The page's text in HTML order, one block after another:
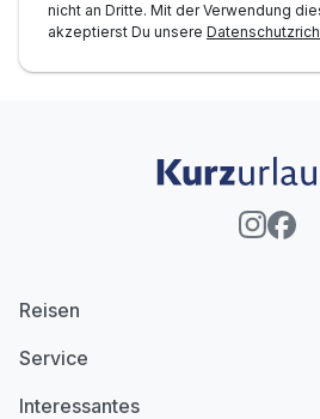
nicht an Dritte. Mit der Verwendung
akzeptierst Du unsere
Reisen
Service
Interessantes